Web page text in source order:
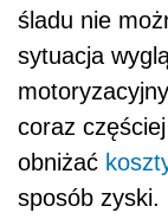
śladu nie
sytuacja
coraz
obniżać
sposób zyski.